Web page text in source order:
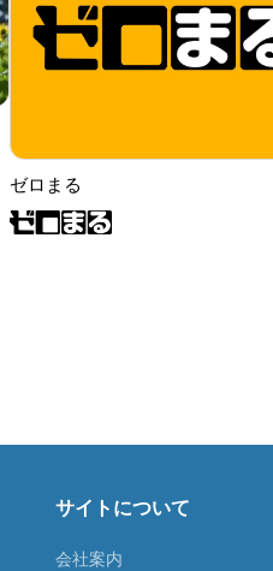
ゼロまる
サイトについて
会社案内